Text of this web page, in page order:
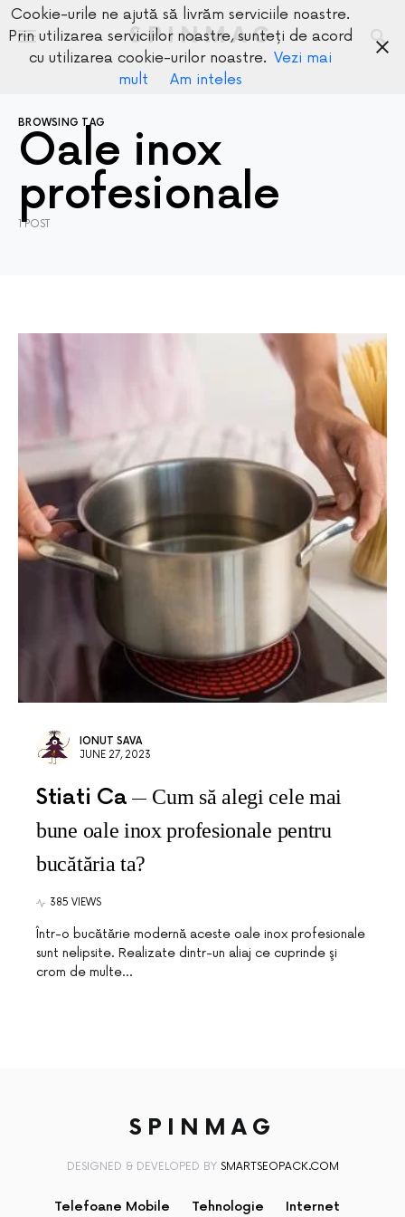
SPINMAG
BROWSING TAG
Oale inox
profesionale
1 POST
IONUT SAVA
JUNE 27, 2023
Stiati Ca
Cum să alegi cele mai
bune oale inox profesionale pentru
bucătăria ta?
385 VIEWS
Într-o bucătărie modernă aceste oale inox profesionale
sunt nelipsite. Realizate dintr-un aliaj ce cuprinde şi
crom de multe…
SPINMAG
DESIGNED & DEVELOPED BY SMARTSEOPACK.COM
Telefoane Mobile Tehnologie Internet
Cookie-urile ne ajută să livrăm serviciile noastre.
Prin utilizarea serviciilor noastre, sunteți de acord
cu utilizarea cookie-urilor noastre. Vezi mai
mult
Am inteles